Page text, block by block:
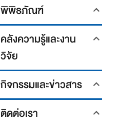
พิพิธภัณฑ์
คลังความรู้และงาน
วิจัย
กิจกรรมและข่าวสาร
ติดต่อเรา